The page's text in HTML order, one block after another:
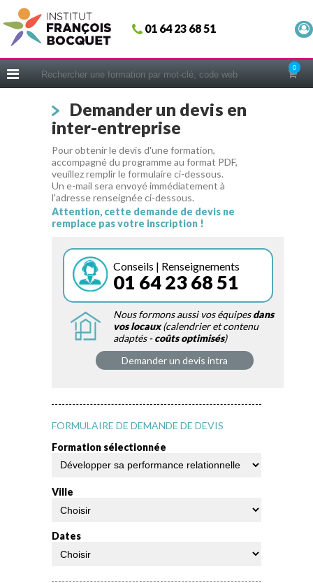
01 64 23 68 51
0
Fermer
ACCUEIL
CERIFICATIONS
INTRAS | SUR-MESURE
COACHING
EN PRATIQUE
NOUS CONNAÎTRE
CONSEILS MICRO-COACHING
WEBINAIRES
QUESTIONNAIRE GRATUIT
Demander un devis en
inter-entreprise
Pour obtenir le devis d'une formation,
accompagné du programme au format PDF,
veuillez remplir le formulaire ci-dessous.
Un e-mail sera envoyé immédiatement à
l'adresse renseignée ci-dessous.
Attention, cette demande de devis ne
remplace pas votre inscription !
Conseils | Renseignements
01 64 23 68 51
Nous formons aussi vos équipesdans
vos locaux(calendrier et contenu
adaptés -coûts optimisés)
Demander un devis intra
FORMULAIRE DE DEMANDE DE DEVIS
Formation sélectionnée
Ville
Dates